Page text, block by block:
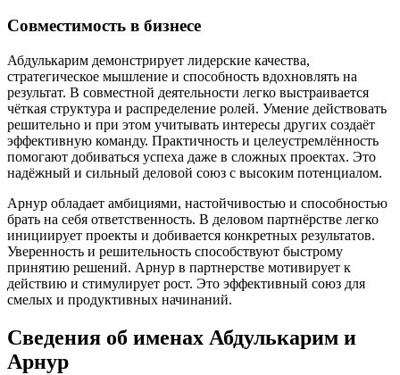
Совместимость в бизнесе
Абдулькарим демонстрирует лидерские качества,
стратегическое мышление и способность вдохновлять на
результат. В совместной деятельности легко выстраивается
чёткая структура и распределение ролей. Умение действовать
решительно и при этом учитывать интересы других создаёт
эффективную команду. Практичность и целеустремлённость
помогают добиваться успеха даже в сложных проектах. Это
надёжный и сильный деловой союз с высоким потенциалом.
Арнур обладает амбициями, настойчивостью и способностью
брать на себя ответственность. В деловом партнёрстве легко
инициирует проекты и добивается конкретных результатов.
Уверенность и решительность способствуют быстрому
принятию решений. Арнур в партнерстве мотивирует к
действию и стимулирует рост. Это эффективный союз для
смелых и продуктивных начинаний.
Сведения об именах Абдулькарим и
Арнур